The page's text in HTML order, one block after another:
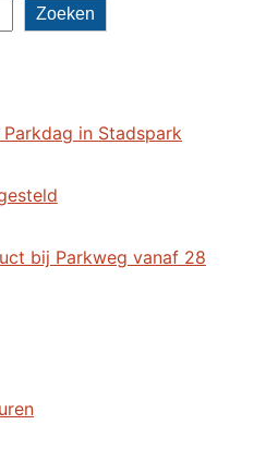
Zoeken
in Stadspark
bij Parkweg vanaf 28